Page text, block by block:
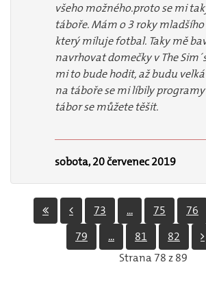
všeho možného.proto se mi
táboře. Mám o 3 roky
který miluje fotbal. Taky mě
navrhovat domečky v The
mi to bude hodit, až budu
na táboře se mi líbily
tábor se můžete těšit.
sobota, 20 červenec 2019
73 ... 75 76
79
... 81
82
Strana 78 z 89